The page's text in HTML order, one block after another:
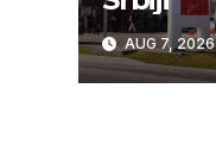
AUG 7, 2026